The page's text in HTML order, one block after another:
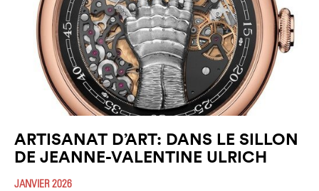
ARTISANAT D’ART: DANS LE SILLON
DE JEANNE-VALENTINE ULRICH
JANVIER 2026